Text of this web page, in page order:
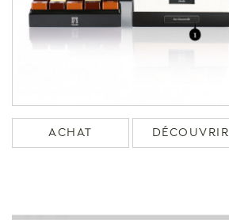
ACHAT DÉCOUVRIR